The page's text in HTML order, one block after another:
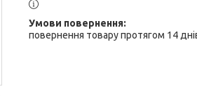
повернення товару протягом 14